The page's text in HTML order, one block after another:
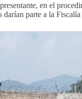
en el
parte a la